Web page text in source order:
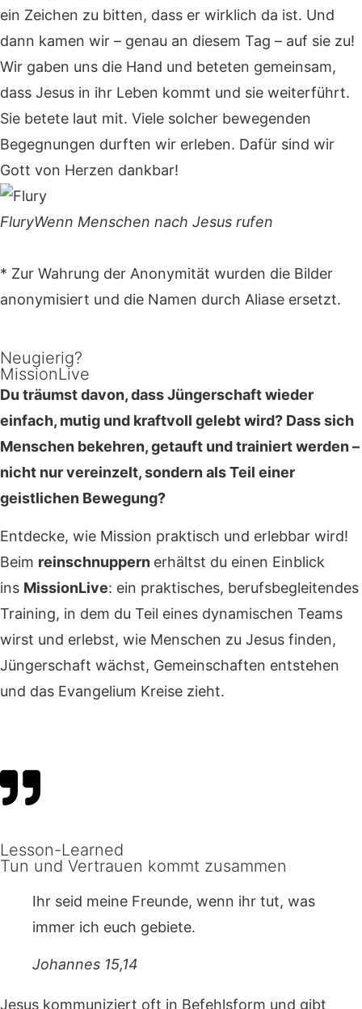
ein Zeichen zu bitten, dass er wirklich da ist. Und
dann kamen wir – genau an diesem Tag – auf sie zu!
Wir gaben uns die Hand und beteten gemeinsam,
dass Jesus in ihr Leben kommt und sie weiterführt.
Sie betete laut mit. Viele solcher bewegenden
Begegnungen durften wir erleben. Dafür sind wir
Gott von Herzen dankbar!
FluryWenn Menschen nach Jesus rufen
* Zur Wahrung der Anonymität wurden die Bilder
anonymisiert und die Namen durch Aliase ersetzt.
Neugierig?
MissionLive
Du träumst davon, dass Jüngerschaft wieder
einfach, mutig und kraftvoll gelebt wird? Dass sich
Menschen bekehren, getauft und trainiert werden –
nicht nur vereinzelt, sondern als Teil einer
geistlichen Bewegung?
Entdecke, wie Mission praktisch und erlebbar wird!
Beim reinschnuppern erhältst du einen Einblick
ins MissionLive: ein praktisches, berufsbegleitendes
Training, in dem du Teil eines dynamischen Teams
wirst und erlebst, wie Menschen zu Jesus finden,
Jüngerschaft wächst, Gemeinschaften entstehen
und das Evangelium Kreise zieht.
Lesson-Learned
Tun und Vertrauen kommt zusammen
Ihr seid meine Freunde, wenn ihr tut, was
immer ich euch gebiete.
Johannes 15,14
Jesus kommuniziert oft in Befehlsform und gibt